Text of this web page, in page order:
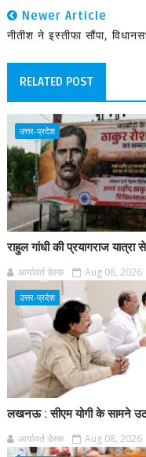
Newer Article
नीतीश ने इस्तीफा सौंपा,
RELATED POST
उत्तर-प्रदेश
राहुल गांधी की प्रयागराज
आर्यावर्त डेस्क Aug 08, 2026
उत्तर-प्रदेश
लखनऊ : सीएम योगी के सामने
आर्यावर्त डेस्क Aug 08, 2026